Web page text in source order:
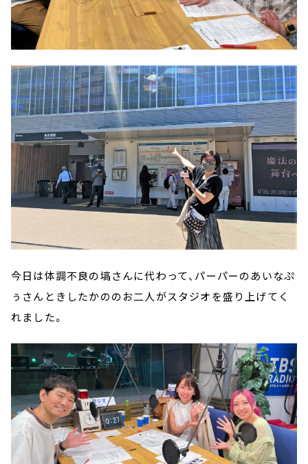
今日は体調不良の塙さんに代わって、パーパーのあいなぷ
ぅさんときしたかののお二人がスタジオを盛り上げてく
れました。